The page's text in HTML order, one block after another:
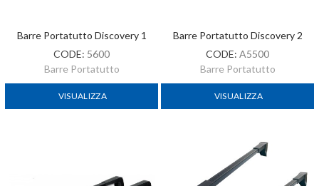
Barre Portatutto Discovery 1
CODE: 5600
Barre Portatutto
VISUALIZZA
Barre Portatutto Discovery 2
CODE: A5500
Barre Portatutto
VISUALIZZA